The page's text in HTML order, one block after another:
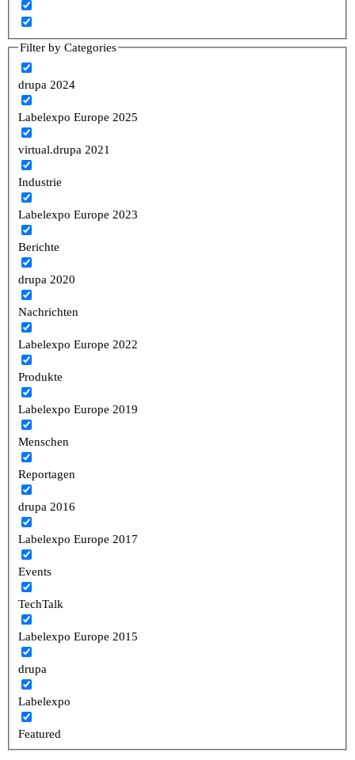
Filter by Categories
drupa 2024
Labelexpo Europe 2025
virtual.drupa 2021
Industrie
Labelexpo Europe 2023
Berichte
drupa 2020
Nachrichten
Labelexpo Europe 2022
Produkte
Labelexpo Europe 2019
Menschen
Reportagen
drupa 2016
Labelexpo Europe 2017
Events
TechTalk
Labelexpo Europe 2015
drupa
Labelexpo
Featured